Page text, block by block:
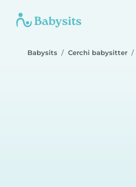
Babysits Cerchi babysitter